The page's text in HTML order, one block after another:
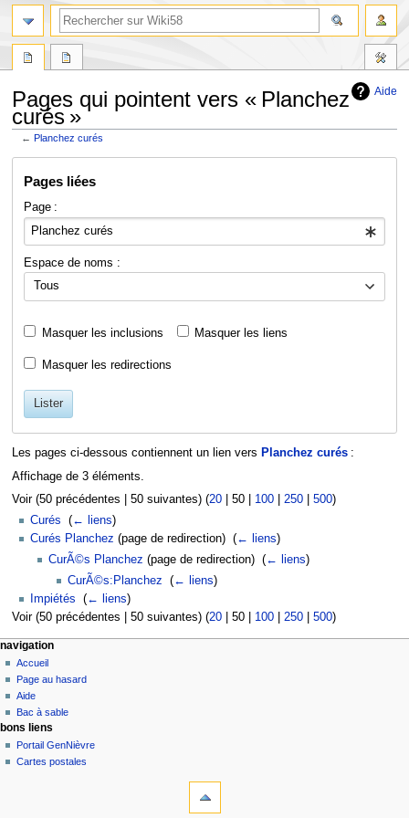
Aide
Pages qui pointent vers « Planchez
curés »
←Planchez curés
navigation
recherche
Pages liées
Page :
Espace de noms :
Tous
Masquer les inclusions Masquer les liens
Masquer les redirections
Lister
Les pages ci-dessous contiennent un lien vers Planchez curés:
Affichage de 3 éléments.
Voir (50 précédentes 50 suivantes) (20| 50| 100| 250| 500)
Curés
(← liens)
Curés Planchez (page de redirection) ‎ (← liens)
CurÃ©s Planchez (page de redirection) ‎(← liens)
CurÃ©s:Planchez
(← liens)
Impiétés
(← liens)
Voir (50 précédentes 50 suivantes) (20| 50| 100| 250| 500)
navigation
Accueil
Page au hasard
Aide
Bac à sable
bons liens
Portail GenNièvre
Cartes postales